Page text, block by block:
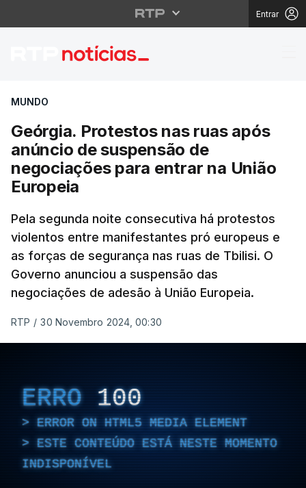
Entrar
Geórgia. Protestos
MUNDO
Geórgia. Protestos nas ruas após
anúncio de suspensão de
negociações para entrar na União
Europeia
Pela segunda noite consecutiva há protestos
violentos entre manifestantes pró europeus e
as forças de segurança nas ruas de Tbilisi. O
Governo anunciou a suspensão das
negociações de adesão à União Europeia.
RTP / 30 Novembro 2024, 00:30
ERRO 100
ERROR ON HTML5 MEDIA ELEMENT
ESTE CONTEÚDO ESTÁ NESTE MOMENTO
INDISPONÍVEL